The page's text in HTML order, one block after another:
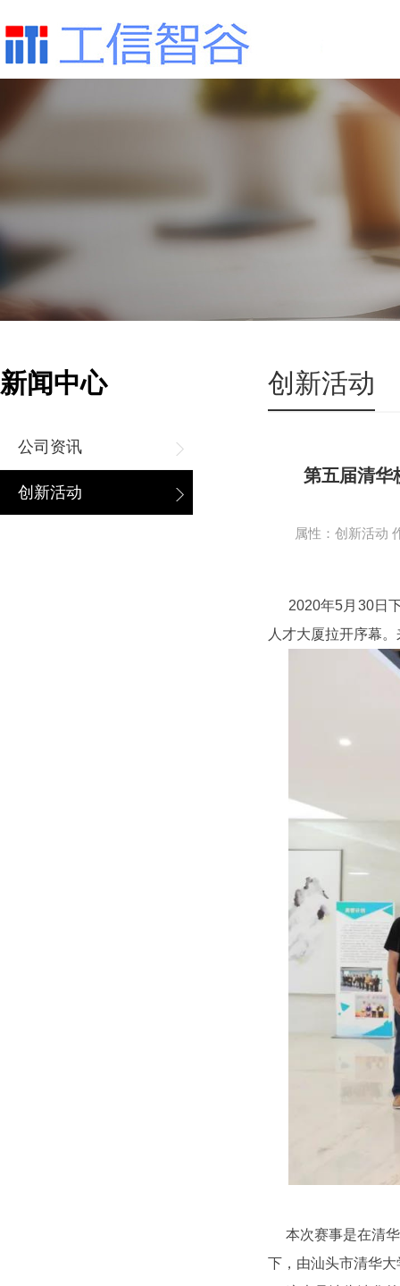
新闻中心
公司资讯
创新活动
创新活动
第五届清华
属性：创新活动
2020年5月30日
人才大厦拉开序幕
本次赛事是在清
下，由汕头市清华